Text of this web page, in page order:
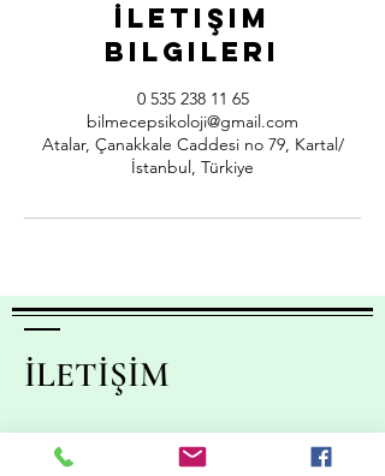
İletişim
Bilgileri
0 535 238 11 65
bilmecepsikoloji@gmail.com
Atalar, Çanakkale Caddesi no 79, Kartal/
İstanbul, Türkiye
İLETİŞİM